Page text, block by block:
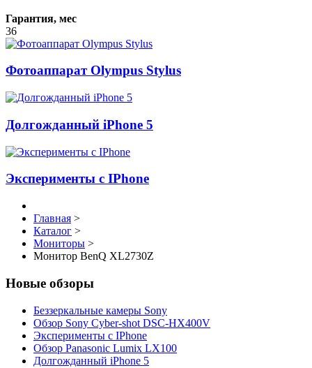
Гарантия, мес
36
Фотоаппарат Olympus Stylus
Долгожданный iPhone 5
Эксперименты с IPhone
Главная >
Каталог >
Мониторы >
Монитор BenQ XL2730Z
Новые обзоры
Беззеркальные камеры Sony
Обзор Sony Cyber-shot DSC-HX400V
Эксперименты с IPhone
Обзор Panasonic Lumix LX100
Долгожданный iPhone 5